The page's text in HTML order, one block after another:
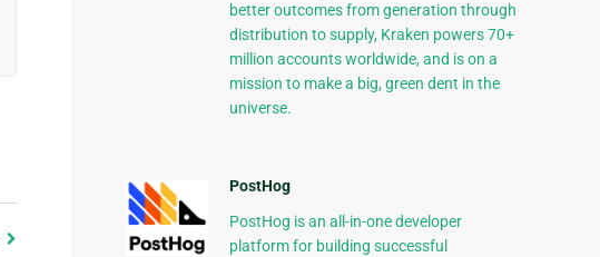
better outcomes from generation through
distribution to supply, Kraken powers 70+
million accounts worldwide, and is on a
mission to make a big, green dent in the
universe.
PostHog
PostHog is an all-in-one developer
platform for building successful